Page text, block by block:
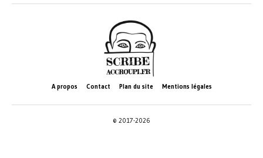
A propos Contact Plan du site Mentions légales
© 2017-2026